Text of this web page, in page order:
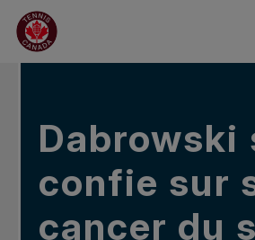
Sauter au menu principal
Sauter au contenu principal
Sauter au pied de page
DANS LES NOUVELLES
Dabrowski
confie sur
cancer du